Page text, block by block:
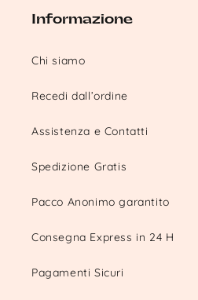
Informazione
Chi siamo
Recedi dall’ordine
Assistenza e Contatti
Spedizione Gratis
Pacco Anonimo garantito
Consegna Express in 24 H
Pagamenti Sicuri